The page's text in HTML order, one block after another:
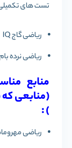
تست های
ریاضی گاج IQ
ریاضی نرده
منابع
(منابعی
) :
ریاضی